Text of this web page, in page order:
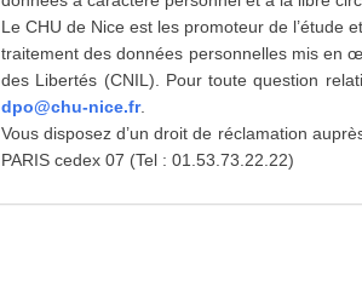
Le CHU de Nice est les promoteur de l’étude
traitement des données personnelles mis en
des Libertés (CNIL). Pour toute question
dpo@chu-nice.fr.
Vous disposez d’un droit de réclamation
PARIS cedex 07 (Tel : 01.53.73.22.22)